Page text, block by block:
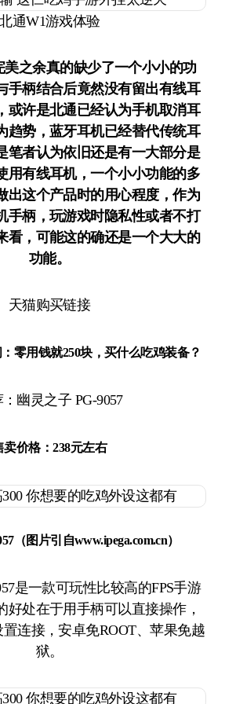
通W1游戏体验
之余真的缺少了一个小小的功
手柄结合后竟然没有留出有线耳
或许是北通已经认为手机取消耳
趋势，蓝牙耳机已经替代传统耳
笔者认为依旧还是有一大部分是
用有线耳机，一个小小功能的多
出这个产品时的用心程度，作为
手柄，玩游戏时隐私性或者不打
看，可能这的确还是一个大大的
功能。
天猫购买链接
零用钱就250块，买什么吃鸡装备？
：幽灵之子 PG-9057
卖价格：238元左右
（图片引自www.ipega.com.cn）
好处在于用手柄可以直接操作，
连接，安卓免ROOT、苹果免越
狱。